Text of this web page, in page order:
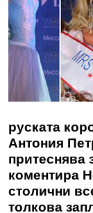
руската
Антония
притеснява
коментира
столични
толкова